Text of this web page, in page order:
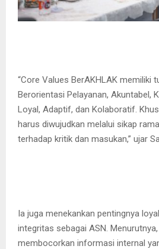
“Core Values BerAKHLAK memiliki
Berorientasi Pelayanan, Akuntabel,
Loyal, Adaptif, dan Kolaboratif.
harus diwujudkan melalui sikap
terhadap kritik dan masukan,” ujar
Ia juga menekankan pentingnya
integritas sebagai ASN.
membocorkan informasi internal